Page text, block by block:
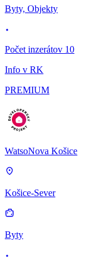
Byty, Objekty
Počet inzerátov 10
Info v RK
PREMIUM
WatsoNova Košice
Košice-Sever
Byty